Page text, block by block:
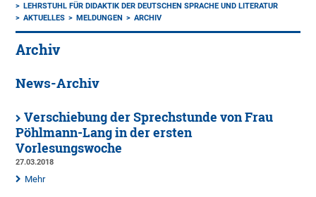
LEHRSTUHL FÜR DIDAKTIK DER DEUTSCHEN SPRACHE UND LITERATUR
AKTUELLES
MELDUNGEN ARCHIV
Archiv
News-Archiv
Verschiebung der Sprechstunde von Frau
Pöhlmann-Lang in der ersten
Vorlesungswoche
27.03.2018
Mehr